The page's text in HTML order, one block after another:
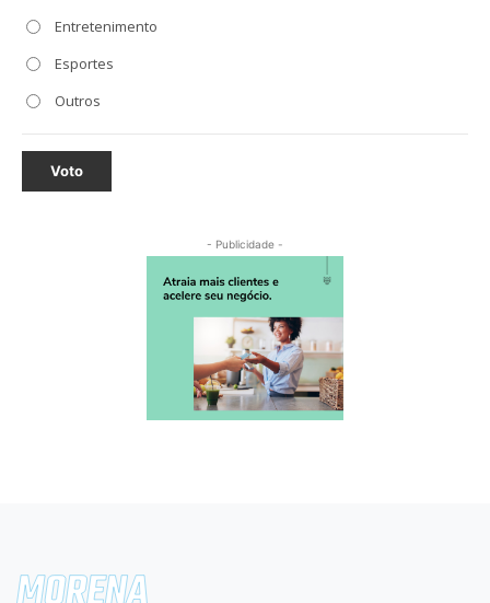
Entretenimento
Esportes
Outros
Voto
- Publicidade -